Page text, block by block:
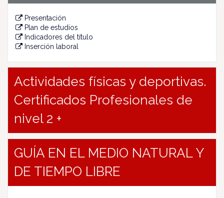
Presentación
Plan de estudios
Indicadores del título
Inserción laboral
Actividades físicas y deportivas.
Certificados Profesionales de
nivel 2 +
GUÍA EN EL MEDIO NATURAL Y
DE TIEMPO LIBRE